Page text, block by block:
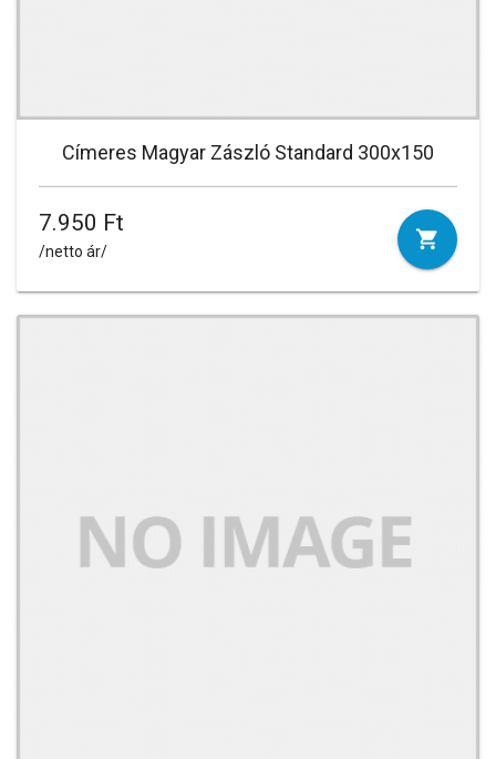
Címeres Magyar Zászló Standard 300x150
7.950 Ft
/netto ár/